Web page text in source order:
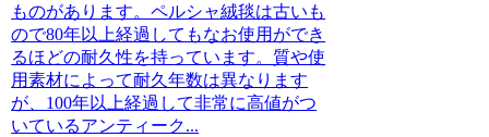
ものがあります。ペルシャ絨毯は古いも
ので80年以上経過してもなお使用ができ
るほどの耐久性を持っています。質や使
用素材によって耐久年数は異なります
が、100年以上経過して非常に高値がつ
いているアンティーク...